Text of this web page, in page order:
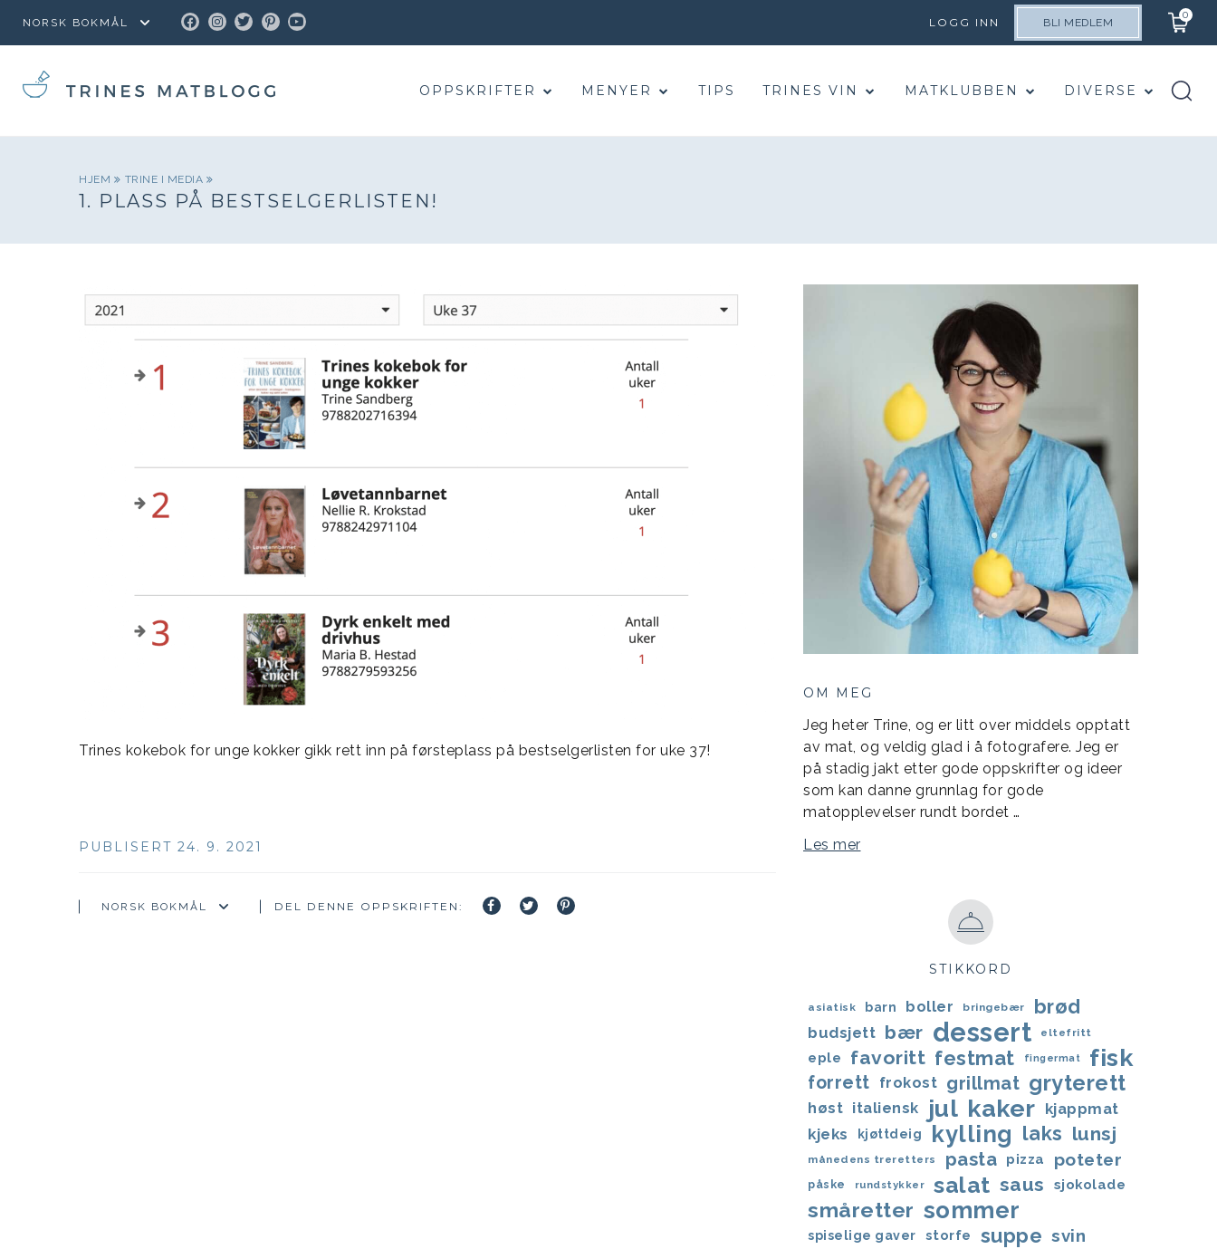
FACEBOOK
INSTAGRAM
TWITTER
PINTEREST
YOUTUBE LOGG INN BLI MEDLEM
0
OPPSKRIFTER MENYER TIPS TRINES VIN MATKLUBBEN DIVERSE
HJEM TRINE I MEDIA
1. PLASS PÅ BESTSELGERLISTEN!
Trines kokebok for unge kokker gikk rett inn på førsteplass på bestselgerlisten for uke 37!
PUBLISERT 24. 9. 2021
DEL DENNE OPPSKRIFTEN:
OM MEG
Jeg heter Trine, og er litt over middels opptatt
av mat, og veldig glad i å fotografere. Jeg er
på stadig jakt etter gode oppskrifter og ideer
som kan danne grunnlag for gode
matopplevelser rundt bordet …
Les mer
STIKKORD
asiatisk barn boller bringebær brød
budsjett bær dessert eltefritt
eple favoritt festmat fingermat fisk
forrett frokost grillmat gryterett
høst italiensk jul kaker kjappmat
kjeks
kjøttdeig kylling laks lunsj
månedens treretters pasta pizza poteter
påske rundstykker salat saus sjokolade
småretter sommer
spiselige gaver storfe suppe svin